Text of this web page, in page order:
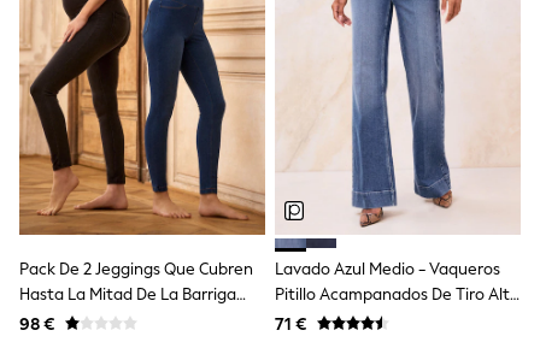
T-Shirts & Vests
Leggings
Swim
Nike
adidas
All Girls Brands
Nike
adidas
Smiggle
Lipsy Girl
Boden
Joules
Frugi
Pack De 2 Jeggings Que Cubren
Hasta La Mitad De La Barriga
Premamá De Seraphine
98 €
Lavado Azul Medio - Vaqueros
Pitillo Acampanados De Tiro Alto
De Lipsy
71 €